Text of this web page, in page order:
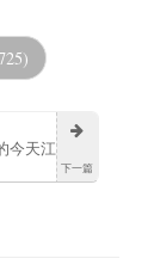
下一篇
今天江